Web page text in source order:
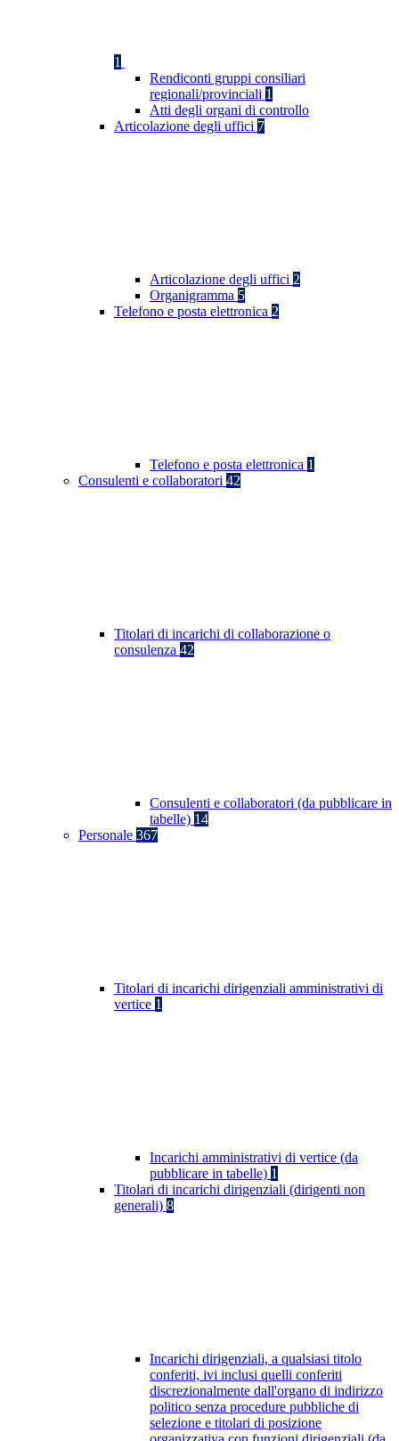
1
Rendiconti gruppi consiliari
regionali/provinciali 1
Atti degli organi di controllo
Articolazione degli uffici 7
Articolazione degli uffici 2
Organigramma 5
Telefono e posta elettronica 2
Telefono e posta elettronica 1
Consulenti e collaboratori 42
Titolari di incarichi di collaborazione o
consulenza 42
Consulenti e collaboratori (da pubblicare in
tabelle) 14
Personale 367
Titolari di incarichi dirigenziali amministrativi di
vertice 1
Incarichi amministrativi di vertice (da
pubblicare in tabelle) 1
Titolari di incarichi dirigenziali (dirigenti non
generali) 8
Incarichi dirigenziali, a qualsiasi titolo
conferiti, ivi inclusi quelli conferiti
discrezionalmente dall'organo di indirizzo
politico senza procedure pubbliche di
selezione e titolari di posizione